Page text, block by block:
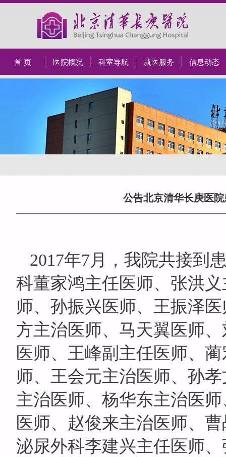
首 页 医院概况 科室导航 就医服务 信息动态
公告北京清华长庚医
2017年7月，我院共接到
科董家鸿主任医师、张洪
师、孙振兴医师、王振泽
方主治医师、马天翼医师
医师、王峰副主任医师、
师、王会元主治医师、孙
主治医师、杨华东主治医
医师、赵俊来主治医师、
泌尿外科李建兴主任医师